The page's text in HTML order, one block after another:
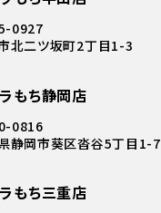
0927
北二ツ坂町2丁目1-3
もち静岡店
0816
静岡市葵区沓谷5丁目1-7
もち三重店